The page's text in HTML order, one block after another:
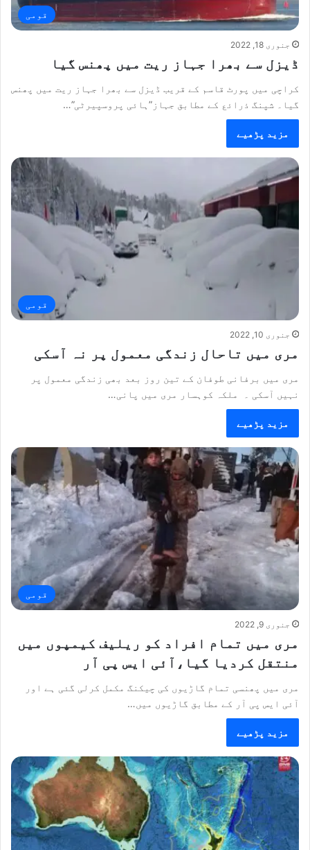
قومی
جنوری 18, 2022
ڈیزل سے بھرا جہاز ریت میں پھنس گیا
کراچی میں پورٹ قاسم کے قریب ڈیزل سے بھرا جہاز ریت میں پھنس
گیا۔ شپنگ ذرائع کے مطابق جہاز”ہائی پروسپیرٹی”…
مزید پڑھیے
قومی
جنوری 10, 2022
مری میں تاحال زندگی معمول پر نہ آسکی
مری میں برفانی طوفان کے تین روز بعد بھی زندگی معمول پر
نہیں آسکی ۔ ملکہ کوہسار مری میں پانی…
مزید پڑھیے
قومی
جنوری 9, 2022
مری میں تمام افراد کو ریلیف کیمپوں میں
منتقل کردیا گیا،آئی ایس پی آر
مری میں پھنسی تمام گاڑیوں کی چیکنگ مکمل کرلی گئی ہے اور
آئی ایس پی آر کے مطابق گاڑیوں میں…
مزید پڑھیے